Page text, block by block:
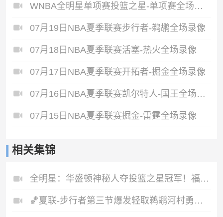
WNBA全明星单项赛投篮之星-单项赛全场录像
07月19日NBA夏季联赛步行者-鹈鹕全场录像
07月18日NBA夏季联赛活塞-热火全场录像
07月17日NBA夏季联赛开拓者-掘金全场录像
07月16日NBA夏季联赛凯尔特人-国王全场录像
07月15日NBA夏季联赛掘金-雷霆全场录像
相关集锦
全明星：华盛顿神秘人夺投篮之星冠军！福德夺得三分大赛冠军！
🏀夏联-步行者第三节爆发轻取鹈鹕河村勇辉5+5+12斯劳森22分